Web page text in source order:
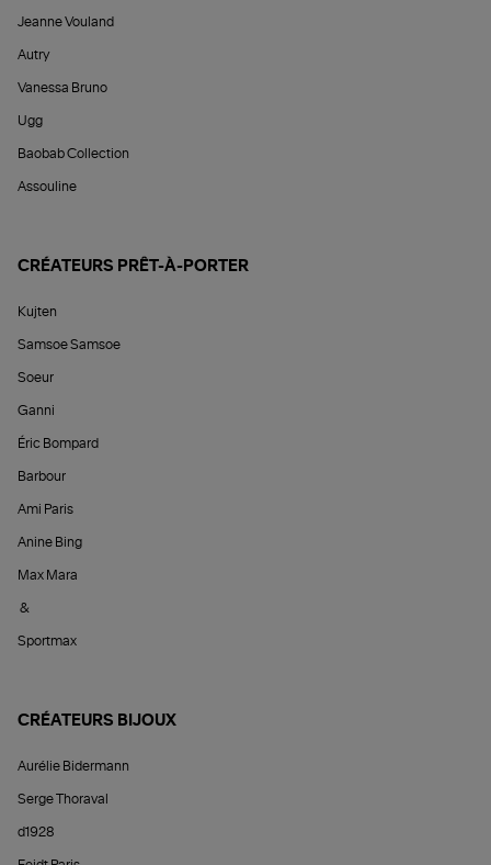
Jeanne Vouland
Autry
Vanessa Bruno
Ugg
Baobab Collection
Assouline
CRÉATEURS PRÊT-À-PORTER
Kujten
Samsoe Samsoe
Soeur
Ganni
Éric Bompard
Barbour
Ami Paris
Anine Bing
Max Mara
&
Sportmax
CRÉATEURS BIJOUX
Aurélie Bidermann
Serge Thoraval
d1928